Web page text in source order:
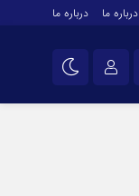
درباره ما درباره ما